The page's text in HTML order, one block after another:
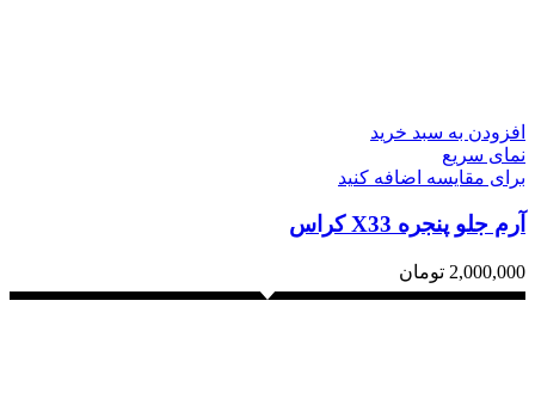
افزودن به سبد خرید
نمای سریع
برای مقایسه اضافه کنید
آرم جلو پنجره X33 کراس
2,000,000 تومان